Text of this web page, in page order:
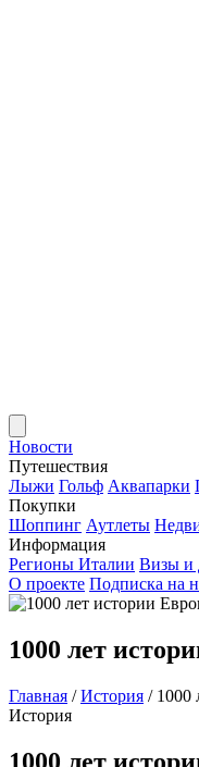
Новости
Путешествия
Лыжи Гольф Аквапарки
Покупки
Шоппинг Аутлеты
Информация
Регионы Италии Визы и
О проекте Подписка на
1000 лет
Главная / История / 1000
История
1000 лет